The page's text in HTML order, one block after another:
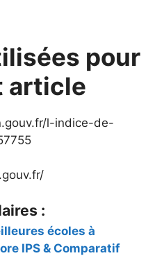
pour
article
l-indice-de-
:
écoles à
IPS & Comparatif